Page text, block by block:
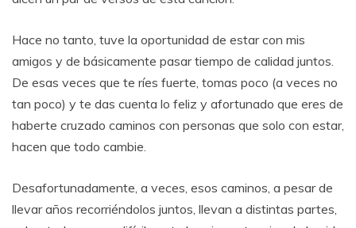
Hace no tanto, tuve la oportunidad de estar con mis
amigos y de básicamente pasar tiempo de calidad juntos.
De esas veces que te ríes fuerte, tomas poco (a veces no
tan poco) y te das cuenta lo feliz y afortunado que eres de
haberte cruzado caminos con personas que solo con estar,
hacen que todo cambie.
Desafortunadamente, a veces, esos caminos, a pesar de
llevar años recorriéndolos juntos, llevan a distintas partes,